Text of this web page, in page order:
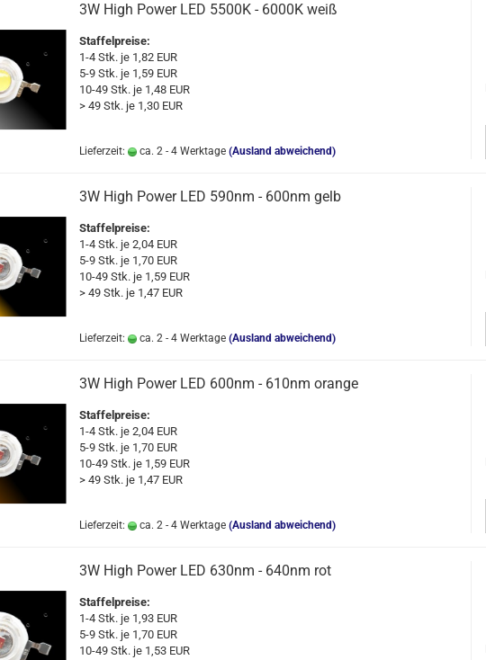
3W High Power LED 5500K - 6000K weiß
Staffelpreise:
1-4 Stk. je 1,82 EUR
5-9 Stk. je 1,59 EUR
10-49 Stk. je 1,48 EUR
> 49 Stk. je 1,30 EUR
Lieferzeit: ca. 2 - 4 Werktage (Ausland abweichend)
3W High Power LED 590nm - 600nm gelb
Staffelpreise:
1-4 Stk. je 2,04 EUR
5-9 Stk. je 1,70 EUR
10-49 Stk. je 1,59 EUR
> 49 Stk. je 1,47 EUR
Lieferzeit: ca. 2 - 4 Werktage (Ausland abweichend)
3W High Power LED 600nm - 610nm orange
Staffelpreise:
1-4 Stk. je 2,04 EUR
5-9 Stk. je 1,70 EUR
10-49 Stk. je 1,59 EUR
> 49 Stk. je 1,47 EUR
Lieferzeit: ca. 2 - 4 Werktage (Ausland abweichend)
3W High Power LED 630nm - 640nm rot
Staffelpreise:
1-4 Stk. je 1,93 EUR
5-9 Stk. je 1,70 EUR
10-49 Stk. je 1,53 EUR